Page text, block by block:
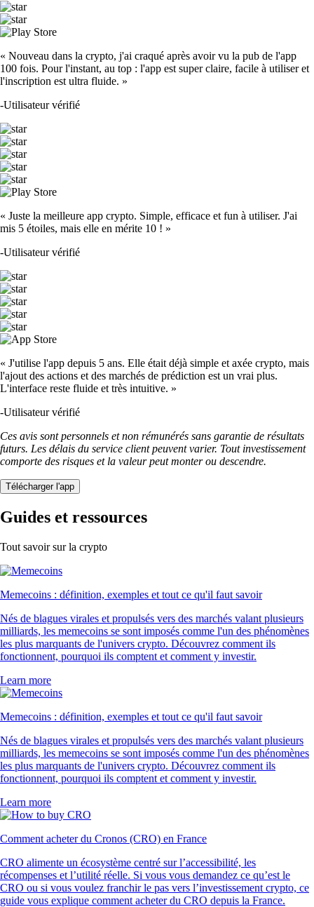
« Nouveau dans la crypto, j'ai craqué après avoir vu la pub de l'app
100 fois. Pour l'instant, au top : l'app est super claire, facile à utiliser et
l'inscription est ultra fluide. »
-Utilisateur vérifié
« Juste la meilleure app crypto. Simple, efficace et fun à utiliser. J'ai
mis 5 étoiles, mais elle en mérite 10 ! »
-Utilisateur vérifié
« J'utilise l'app depuis 5 ans. Elle était déjà simple et axée crypto, mais
l'ajout des actions et des marchés de prédiction est un vrai plus.
L'interface reste fluide et très intuitive. »
-Utilisateur vérifié
Ces avis sont personnels et non rémunérés sans garantie de résultats
futurs. Les délais du service client peuvent varier. Tout investissement
comporte des risques et la valeur peut monter ou descendre.
Télécharger l'app
Guides et ressources
Tout savoir sur la crypto
Memecoins : définition, exemples et tout ce qu'il faut savoir
Nés de blagues virales et propulsés vers des marchés valant plusieurs
milliards, les memecoins se sont imposés comme l'un des phénomènes
les plus marquants de l'univers crypto. Découvrez comment ils
fonctionnent, pourquoi ils comptent et comment y investir.
Learn more
Memecoins : définition, exemples et tout ce qu'il faut savoir
Nés de blagues virales et propulsés vers des marchés valant plusieurs
milliards, les memecoins se sont imposés comme l'un des phénomènes
les plus marquants de l'univers crypto. Découvrez comment ils
fonctionnent, pourquoi ils comptent et comment y investir.
Learn more
Comment acheter du Cronos (CRO) en France
CRO alimente un écosystème centré sur l’accessibilité, les
récompenses et l’utilité réelle. Si vous vous demandez ce qu’est le
CRO ou si vous voulez franchir le pas vers l’investissement crypto, ce
guide vous explique comment acheter du CRO depuis la France.